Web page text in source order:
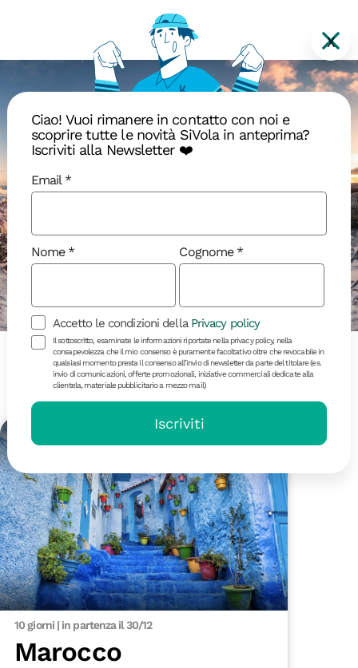
Scopri dove ti porto
Disponibili In arrivo Sold out
Dicembre 2026
18-40
10 giorni | in partenza il 30/12
Marocco
X
Ciao! Vuoi rimanere in contatto con noi e
scoprire tutte le novità SiVola in anteprima?
Iscriviti alla Newsletter ❤️
Email
Nome Cognome
Accetto le condizioni della Privacy policy
Il sottoscritto, esaminate le informazioni riportate nella privacy policy, nella
consapevolezza che il mio consenso è puramente facoltativo oltre che revocabile in
qualsiasi momento presta il consenso all’invio di newsletter da parte del titolare (es.
invio di comunicazioni, offerte promozionali, iniziative commerciali dedicate alla
clientela, materiale pubblicitario a mezzo mail)
Iscriviti